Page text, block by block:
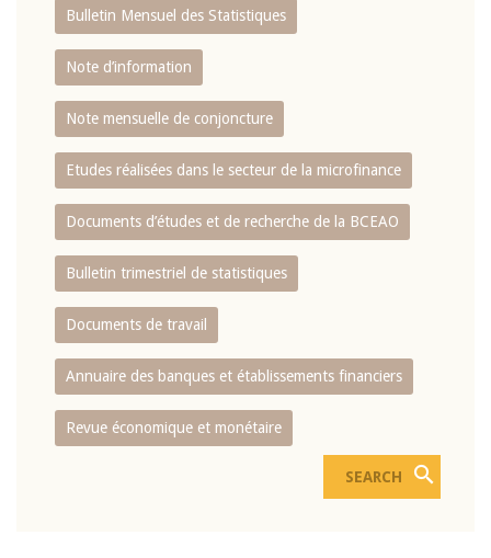
Bulletin Mensuel des Statistiques
Note d’information
Note mensuelle de conjoncture
Etudes réalisées dans le secteur de la microfinance
Documents d’études et de recherche de la BCEAO
Bulletin trimestriel de statistiques
Documents de travail
Annuaire des banques et établissements financiers
Revue économique et monétaire